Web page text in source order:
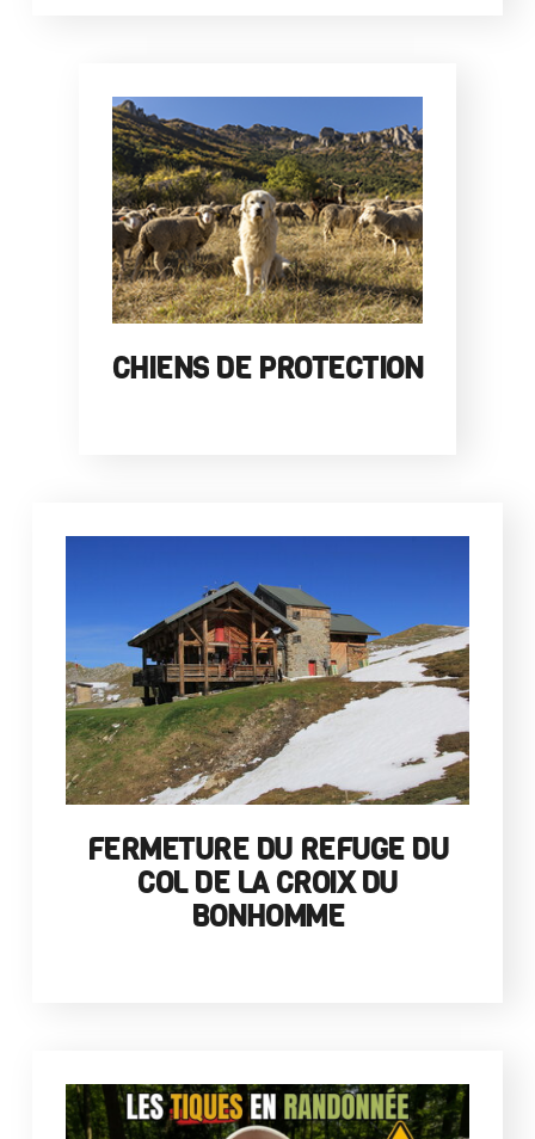
CHIENS DE PROTECTION
FERMETURE DU REFUGE DU
COL DE LA CROIX DU
BONHOMME